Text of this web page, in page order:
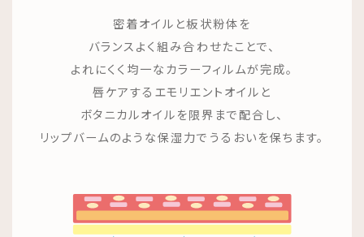
密着オイルと板状粉体を
バランスよく組み合わせたことで、
よれにくく均一なカラーフィルムが完成。
唇ケアするエモリエントオイルと
ボタニカルオイルを限界まで配合し、
リップバームのような保湿力でうるおいを保ちます。